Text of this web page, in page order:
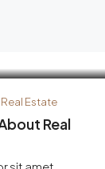
Real Estate
Real